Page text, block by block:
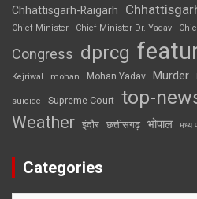
Chhattisgarh-Raigarh
Chief Minister
Chief Minister Dr. Yadav
Congress dprcg
Kejriwal mohan Mohan Yadav Murder
suicide Supreme Court top-
Weather इंदौर छत्तीसगढ़ भोपाल मध्य
Categories